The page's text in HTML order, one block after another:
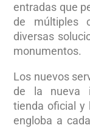
entradas que
de múltiples
diversas
monumentos.
Los nuevos
de la nueva
tienda oficial y
engloba a